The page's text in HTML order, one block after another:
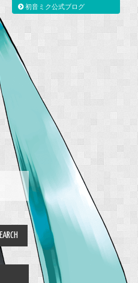
初音ミク公式ブログ